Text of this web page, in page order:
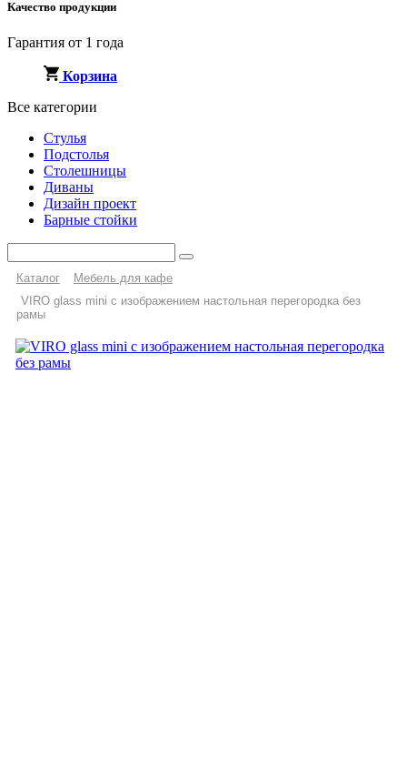
Качество продукции
Гарантия от 1 года
Корзина
Все категории
Стулья
Подстолья
Столешницы
Диваны
Дизайн проект
Барные стойки
Каталог
Мебель для кафе
VIRO glass mini с изображением настольная перегородка без
рамы